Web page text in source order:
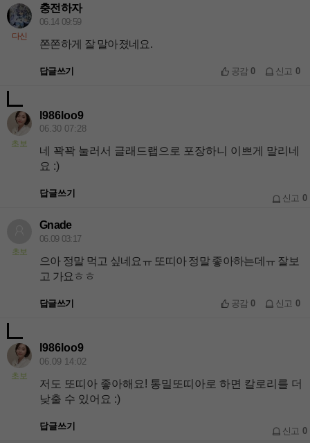
다신
충전하자
06.14 09:59
쫀쫀하게 잘 말아졌네요.
답글쓰기 공감0 신고 0
초보
l986loo9
06.30 07:28
네 꽉꽉 눌러서 글래드랩으로 포장하니 이쁘게 말리네
요 :)
답글쓰기 신고 0
초보
Gnade
06.09 03:17
으아 정말 먹고 싶네요ㅠ 또띠아 정말 좋아하는데ㅠ 잘보
고 가요ㅎㅎ
답글쓰기 공감0 신고 0
초보
l986loo9
06.09 14:02
저도 또띠아 좋아해요! 통밀또띠아로 하면 칼로리를 더
낮출 수 있어요 :)
답글쓰기 신고 0